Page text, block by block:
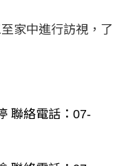
家中進行訪視，了
聯絡電話：07-